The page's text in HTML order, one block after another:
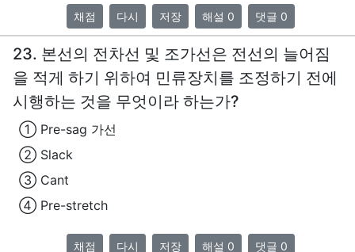
채점 다시 저장 해설 0 댓글 0
23. 본선의 전차선 및 조가선은 전선의 늘어짐
을 적게 하기 위하여 민류장치를 조정하기 전에
시행하는 것을 무엇이라 하는가?
① Pre-sag 가선
② Slack
③ Cant
④ Pre-stretch
채점 다시 저장 해설 0 댓글 0